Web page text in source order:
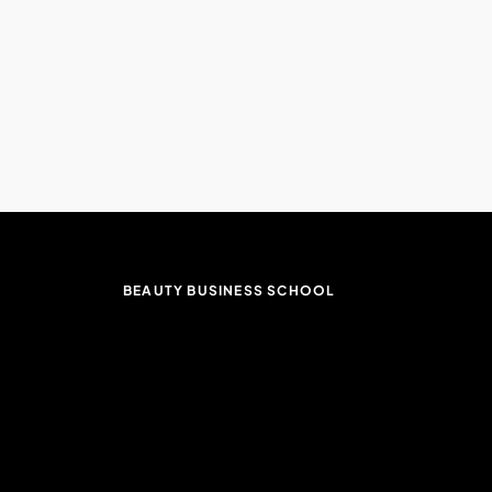
BEAUTY BUSINESS SCHOOL